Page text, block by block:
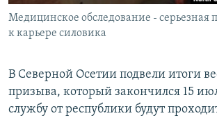
Все сайты РСЕ/РС
Медицинское обследование - серьезная
к карьере силовика
В Северной Осетии подвели итоги
призыва, который закончился 15
службу от республики будут